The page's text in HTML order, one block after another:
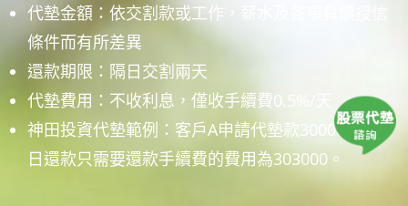
代墊金額：依交割款或工作，薪水及各項負債授信
條件而有所差異
還款期限：隔日交割兩天
代墊費用：不收利息，僅收手續費0.5%/天
神田投資代墊範例：客戶A申請代墊款300000，隔
日還款只需要還款手續費的費用為303000。